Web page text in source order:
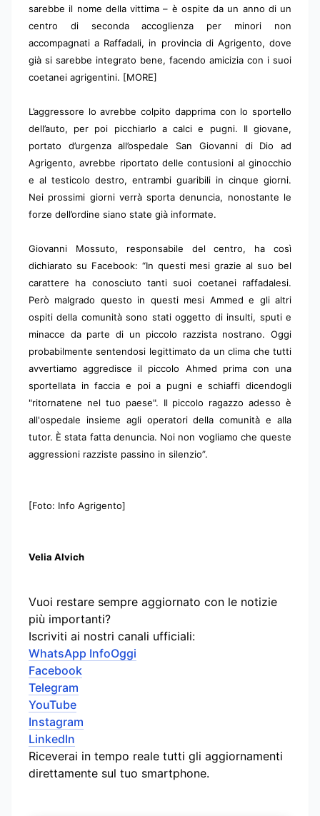
sarebbe il nome della vittima – è ospite da un anno di un
centro di seconda accoglienza per minori non
accompagnati a Raffadali, in provincia di Agrigento, dove
già si sarebbe integrato bene, facendo amicizia con i suoi
coetanei agrigentini. [MORE]
L’aggressore lo avrebbe colpito dapprima con lo sportello
dell’auto, per poi picchiarlo a calci e pugni. Il giovane,
portato d’urgenza all’ospedale San Giovanni di Dio ad
Agrigento, avrebbe riportato delle contusioni al ginocchio
e al testicolo destro, entrambi guaribili in cinque giorni.
Nei prossimi giorni verrà sporta denuncia, nonostante le
forze dell’ordine siano state già informate.
Giovanni Mossuto, responsabile del centro, ha così
dichiarato su Facebook: “In questi mesi grazie al suo bel
carattere ha conosciuto tanti suoi coetanei raffadalesi.
Però malgrado questo in questi mesi Ammed e gli altri
ospiti della comunità sono stati oggetto di insulti, sputi e
minacce da parte di un piccolo razzista nostrano. Oggi
probabilmente sentendosi legittimato da un clima che tutti
avvertiamo aggredisce il piccolo Ahmed prima con una
sportellata in faccia e poi a pugni e schiaffi dicendogli
"ritornatene nel tuo paese". Il piccolo ragazzo adesso è
all'ospedale insieme agli operatori della comunità e alla
tutor. È stata fatta denuncia. Noi non vogliamo che queste
aggressioni razziste passino in silenzio”.
[Foto: Info Agrigento]
Velia Alvich
Vuoi restare sempre aggiornato con le notizie
più importanti?
Iscriviti ai nostri canali ufficiali:
WhatsApp InfoOggi
Facebook
Telegram
YouTube
Instagram
LinkedIn
Riceverai in tempo reale tutti gli aggiornamenti
direttamente sul tuo smartphone.